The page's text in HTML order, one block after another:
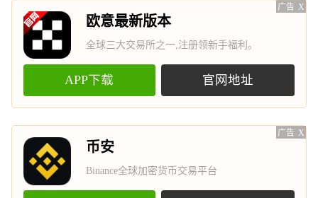
广告 X
欧意最新版本
全球三大交易所之一,注册领新手福利。
APP下载 官网地址
广告 X
币安
Binance全球加密货币交易平台